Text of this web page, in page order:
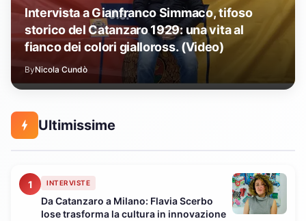
Intervista a Gianfranco Simmaco, tifoso
storico del Catanzaro 1929: una vita al
fianco dei colori gialloross. (Video)
ByNicola Cundò
Ultimissime
1 INTERVISTE
Da Catanzaro a Milano: Flavia Scerbo
Iose trasforma la cultura in innovazione